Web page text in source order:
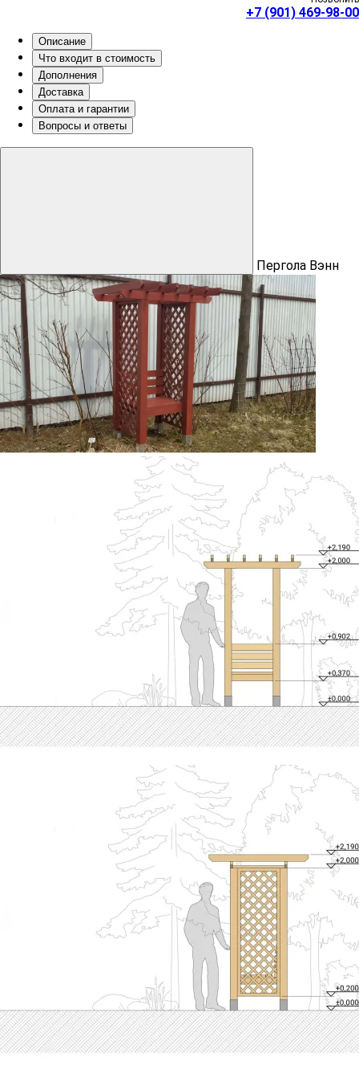
+7 (901) 469-98-00
Описание
Что входит в стоимость
Дополнения
Доставка
Оплата и гарантии
Вопросы и ответы
Пергола Вэнн